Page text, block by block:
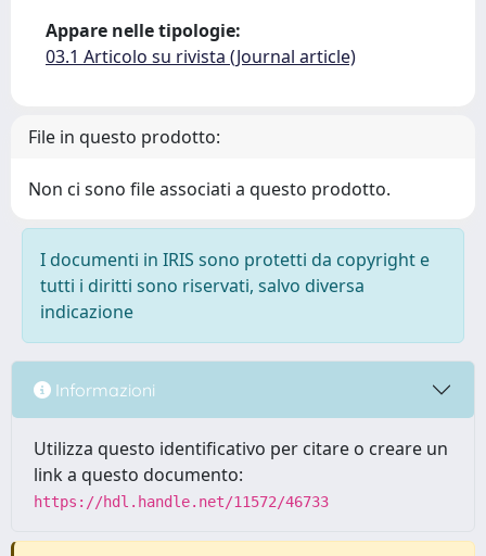
Appare nelle tipologie:
03.1 Articolo su rivista (Journal article)
File in questo prodotto:
Non ci sono file associati a questo prodotto.
I documenti in IRIS sono protetti da copyright e
tutti i diritti sono riservati, salvo diversa
indicazione
Informazioni
Utilizza questo identificativo per citare o creare un
link a questo documento:
https://hdl.handle.net/11572/46733